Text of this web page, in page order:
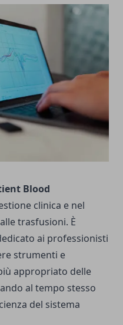
Blood
clinica e nel
trasfusioni. È
ai professionisti
strumenti e
appropriato delle
al tempo stesso
del sistema